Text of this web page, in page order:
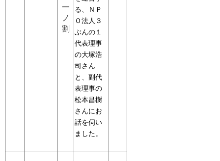
一
ノ
割
る、ＮＰ
Ｏ法人３
ぶんの１
代表理事
の大塚浩
司 さん
と 、副代
表理事の
松本昌樹
さんにお
話を伺い
ました。